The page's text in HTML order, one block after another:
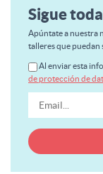
Sigue
Apúntate a nuestra
talleres que puedan
Al enviar esta
de protección de